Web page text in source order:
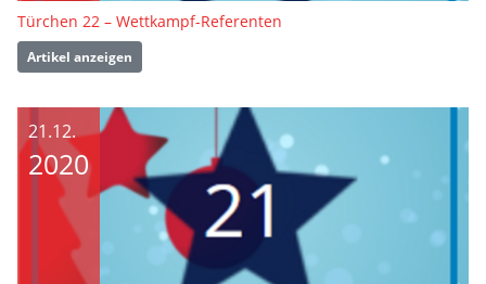
Türchen 22 – Wettkampf-Referenten
Artikel anzeigen
21.12.
2020